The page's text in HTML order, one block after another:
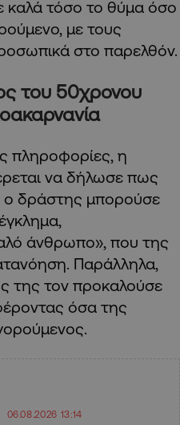
καλά τόσο το θύμα όσο
με τους
στο παρελθόν.
του 50χρονου
πληροφορίες, η
να δήλωσε πως
ο δράστης μπορούσε
άνθρωπο», που της
Παράλληλα,
της τον προκαλούσε
όσα της
06.08.2026 13:14